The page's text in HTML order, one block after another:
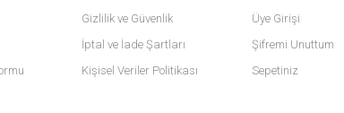
hatalar bulunuyor.
diğer sitelerden daha pahalı.
Gizlilik ve Güvenlik
İptal ve İade Şartları
Kişisel Veriler Politikası
Üye Girişi
Şifremi Unuttum
Sepetiniz